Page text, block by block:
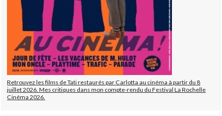
Retrouvez les films de Tati restaurés par Carlotta au cinéma à partir du 8
juillet 2026. Mes critiques dans mon compte-rendu du Festival La Rochelle
Cinéma 2026.